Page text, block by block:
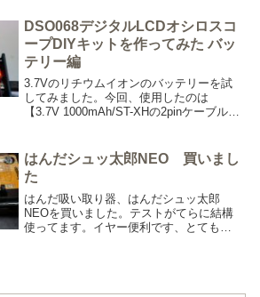
いると吸い取った一部のハンダが内部で
少しずつ山になっていきま...
DSO068デジタルLCDオシロスコ
ープDIYキットを作ってみた バッ
テリー編
3.7Vのリチウムイオンのバッテリーを試
してみました。今回、使用したのは
【3.7V 1000mAh/ST-XHの2pinケーブル付
ピンを抜いて差し替えています。マニュ
ア...
はんだシュッ太郎NEO 買いまし
た
はんだ吸い取り器、はんだシュッ太郎
NEOを買いました。テストがてらに結構
使ってます。イヤー便利です、とても便